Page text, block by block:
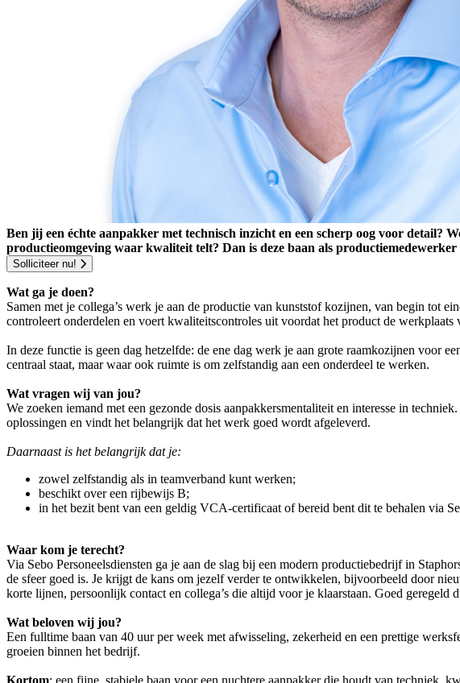
Ben jij een échte aanpakker met technisch inzicht en een scherp oog voor detail?
productieomgeving waar kwaliteit telt? Dan is deze baan als
Solliciteer nu!
Wat ga je doen?
Samen met je collega’s werk je aan de productie van kunststof kozijnen, van begin tot
controleert onderdelen en voert kwaliteitscontroles uit voordat het product de
In deze functie is geen dag hetzelfde: de ene dag werk je aan grote raamkozijnen voor
centraal staat, maar waar ook ruimte is om zelfstandig aan een onderdeel te werken.
Wat vragen wij van jou?
We zoeken iemand met een gezonde dosis aanpakkersmentaliteit en interesse in
oplossingen en vindt het belangrijk dat het werk goed wordt afgeleverd.
Daarnaast is het belangrijk dat je:
zowel zelfstandig als in teamverband kunt werken;
beschikt over een rijbewijs B;
in het bezit bent van een geldig VCA-certificaat of bereid bent dit te behalen via
Waar kom je terecht?
Via Sebo Personeelsdiensten ga je aan de slag bij een modern productiebedrijf in
de sfeer goed is. Je krijgt de kans om jezelf verder te ontwikkelen, bijvoorbeeld door
korte lijnen, persoonlijk contact en collega’s die altijd voor je klaarstaan. Goed geregeld
Wat beloven wij jou?
Een fulltime baan van 40 uur per week met afwisseling, zekerheid en een prettige
groeien binnen het bedrijf.